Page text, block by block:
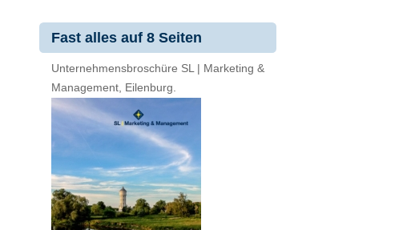
Fast alles auf 8 Seiten
Unternehmensbroschüre SL | Marketing &
Management, Eilenburg.